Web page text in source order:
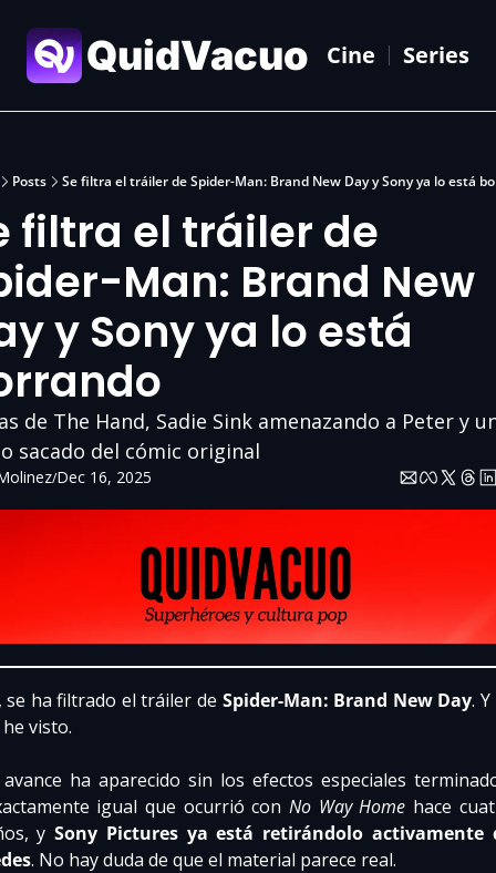
QuidVacuo Cine Series
Posts Se filtra el tráiler de Spider-Man: Brand New Day y Sony ya lo está
filtra el tráiler de
Man: Brand New
y Sony ya lo está
de The Hand, Sadie Sink amenazando a Peter y
sacado del cómic original
/Dec 16, 2025
se ha filtrado el tráiler de Spider-Man: Brand New Day.
visto.
avance ha aparecido sin los efectos especiales
igual que ocurrió con No Way Home hace
y Sony Pictures ya está retirándolo activamente
. No hay duda de que el material parece real.